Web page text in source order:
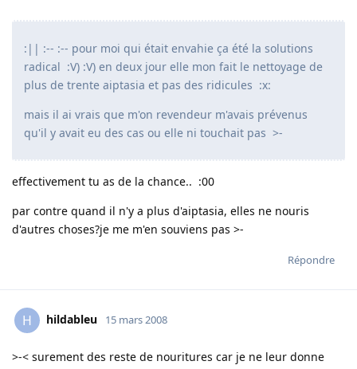
:|| :-- :-- pour moi qui était envahie ça été la solutions
radical :V) :V) en deux jour elle mon fait le nettoyage de
plus de trente aiptasia et pas des ridicules :x:
mais il ai vrais que m'on revendeur m'avais prévenus
qu'il y avait eu des cas ou elle ni touchait pas >-
effectivement tu as de la chance.. :00
par contre quand il n'y a plus d'aiptasia, elles ne nouris
d'autres choses?je me m'en souviens pas >-
Répondre
H hildableu 15 mars 2008
>-< surement des reste de nouritures car je ne leur donne